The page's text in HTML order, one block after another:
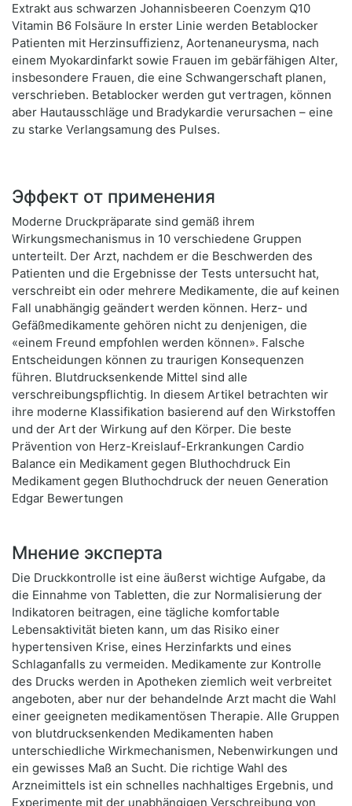
Extrakt aus schwarzen Johannisbeeren Coenzym Q10
Vitamin B6 Folsäure In erster Linie werden Betablocker
Patienten mit Herzinsuffizienz, Aortenaneurysma, nach
einem Myokardinfarkt sowie Frauen im gebärfähigen Alter,
insbesondere Frauen, die eine Schwangerschaft planen,
verschrieben. Betablocker werden gut vertragen, können
aber Hautausschläge und Bradykardie verursachen – eine
zu starke Verlangsamung des Pulses.
Эффект от применения
Moderne Druckpräparate sind gemäß ihrem
Wirkungsmechanismus in 10 verschiedene Gruppen
unterteilt. Der Arzt, nachdem er die Beschwerden des
Patienten und die Ergebnisse der Tests untersucht hat,
verschreibt ein oder mehrere Medikamente, die auf keinen
Fall unabhängig geändert werden können. Herz- und
Gefäßmedikamente gehören nicht zu denjenigen, die
«einem Freund empfohlen werden können». Falsche
Entscheidungen können zu traurigen Konsequenzen
führen. Blutdrucksenkende Mittel sind alle
verschreibungspflichtig. In diesem Artikel betrachten wir
ihre moderne Klassifikation basierend auf den Wirkstoffen
und der Art der Wirkung auf den Körper. Die beste
Prävention von Herz-Kreislauf-Erkrankungen Cardio
Balance ein Medikament gegen Bluthochdruck Ein
Medikament gegen Bluthochdruck der neuen Generation
Edgar Bewertungen
Мнение эксперта
Die Druckkontrolle ist eine äußerst wichtige Aufgabe, da
die Einnahme von Tabletten, die zur Normalisierung der
Indikatoren beitragen, eine tägliche komfortable
Lebensaktivität bieten kann, um das Risiko einer
hypertensiven Krise, eines Herzinfarkts und eines
Schlaganfalls zu vermeiden. Medikamente zur Kontrolle
des Drucks werden in Apotheken ziemlich weit verbreitet
angeboten, aber nur der behandelnde Arzt macht die Wahl
einer geeigneten medikamentösen Therapie. Alle Gruppen
von blutdrucksenkenden Medikamenten haben
unterschiedliche Wirkmechanismen, Nebenwirkungen und
ein gewisses Maß an Sucht. Die richtige Wahl des
Arzneimittels ist ein schnelles nachhaltiges Ergebnis, und
Experimente mit der unabhängigen Verschreibung von